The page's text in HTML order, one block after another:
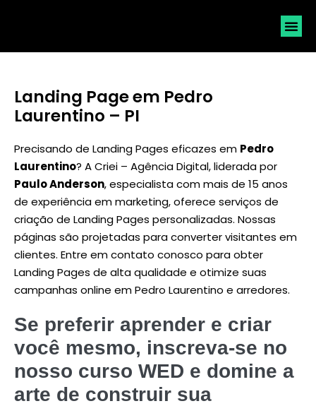
Landing Page em Pedro
Laurentino – PI
Precisando de Landing Pages eficazes em Pedro
Laurentino? A Criei – Agência Digital, liderada por
Paulo Anderson, especialista com mais de 15 anos
de experiência em marketing, oferece serviços de
criação de Landing Pages personalizadas. Nossas
páginas são projetadas para converter visitantes em
clientes. Entre em contato conosco para obter
Landing Pages de alta qualidade e otimize suas
campanhas online em Pedro Laurentino e arredores.
Se preferir aprender e criar
você mesmo, inscreva-se no
nosso curso WED e domine a
arte de construir sua